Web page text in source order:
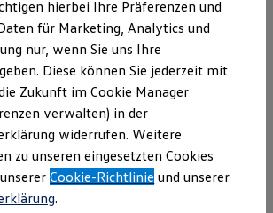
Fahrzeuge
Marktplatz
Sondermodelle
und Gebrauchtwagen
Zertifizierte Gebrauchtwagen
bei Gebrauchtwagen
hierbei Ihre Präferenzen und
für Marketing, Analytics und
nur, wenn Sie uns Ihre
Diese können Sie jederzeit mit
Zukunft im Cookie Manager
verwalten) in der
widerrufen. Weitere
zu unseren eingesetzten Cookies
Cookie-Richtlinie und unserer
.